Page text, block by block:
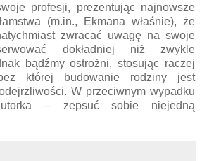
profesji, prezentując najnowsze
(m.in., Ekmana właśnie), że
zwracać uwagę na swoje
dokładniej niż zwykle
bądźmy ostrożni, stosując raczej
której budowanie rodziny jest
W przeciwnym wypadku
– zepsuć sobie niejedną